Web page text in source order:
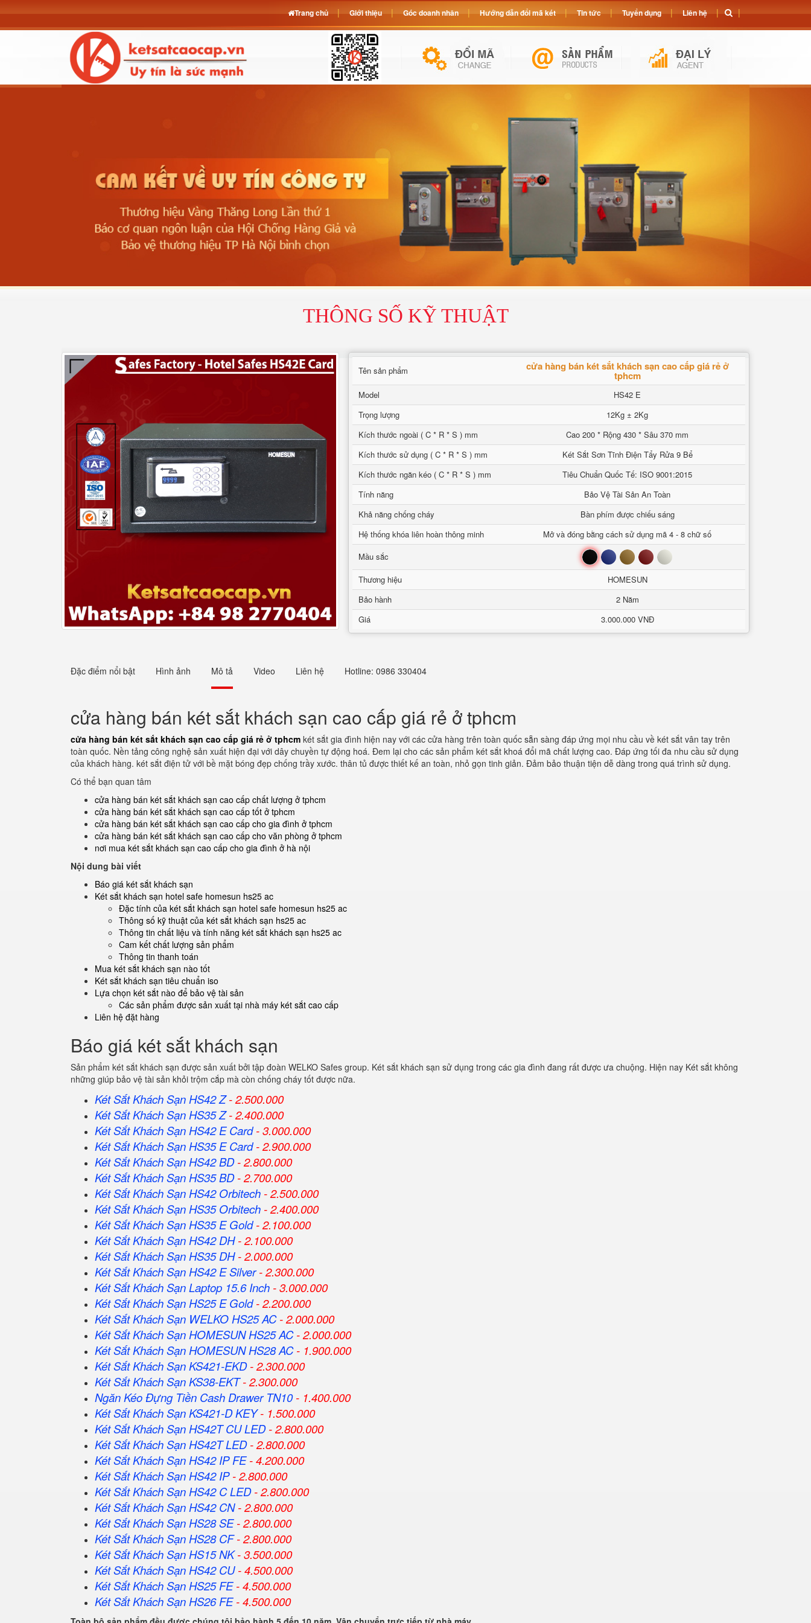
THÔNG SỐ KỸ THUẬT
Tên sản phẩm cửa hàng bán két sắt khách sạn cao cấp giá rẻ ở
tphcm
Model
HS42 E
Trọng lượng
12Kg ± 2Kg
Kích thước ngoài ( C * R * S ) mm
Cao 200 * Rộng 430 * Sâu 370 mm
Kích thước sử dụng ( C * R * S ) mm
Két Sắt Sơn Tĩnh Điện Tẩy Rửa 9 Bể
Kích thước ngăn kéo ( C * R * S ) mm
Tiêu Chuẩn Quốc Tế: ISO 9001:2015
Tính năng
Bảo Vệ Tài Sản An Toàn
Khả năng chống cháy
Bàn phím được chiếu sáng
Hệ thống khóa liên hoàn thông minh
Mở và đóng bằng cách sử dụng mã 4 - 8 chữ số
Mầu sắc
Đen Xanh Nâu Đỏ Trắng
Thương hiệu
HOMESUN
Bảo hành
2 Năm
Giá
3.000.000 VNĐ
Đặc điểm nổi bật Hình ảnh Mô tả Video Liên hệ Hotline: 0986 330404
cửa hàng bán két sắt khách sạn cao cấp giá rẻ ở tphcm
cửa hàng bán két sắt khách sạn cao cấp giá rẻ ở tphcm két sắt gia đình hiện nay với các cửa hàng trên toàn quốc sẵn sàng đáp ứng mọi nhu cầu về két sắt vân tay trên
toàn quốc. Nền tảng công nghệ sản xuất hiện đại với dây chuyền tự động hoá. Đem lại cho các sản phẩm két sắt khoá đổi mã chất lượng cao. Đáp ứng tối đa nhu cầu sử dụng
của khách hàng. két sắt điện tử với bề mặt bóng đẹp chống trầy xước. thân tủ được thiết kế an toàn, nhỏ gọn tinh giản. Đảm bảo thuận tiện dễ dàng trong quá trình sử dụng.
Có thể bạn quan tâm
cửa hàng bán két sắt khách sạn cao cấp chất lượng ở tphcm
cửa hàng bán két sắt khách sạn cao cấp tốt ở tphcm
cửa hàng bán két sắt khách sạn cao cấp cho gia đình ở tphcm
cửa hàng bán két sắt khách sạn cao cấp cho văn phòng ở tphcm
nơi mua két sắt khách sạn cao cấp cho gia đình ở hà nội
Nội dung bài viết
Báo giá két sắt khách sạn
Két sắt khách sạn hotel safe homesun hs25 ac
Đặc tính của két sắt khách sạn hotel safe homesun hs25 ac
Thông số kỹ thuật của két sắt khách sạn hs25 ac
Thông tin chất liệu và tính năng két sắt khách sạn hs25 ac
Cam kết chất lượng sản phẩm
Thông tin thanh toán
Mua két sắt khách sạn nào tốt
Két sắt khách sạn tiêu chuẩn iso
Lựa chọn két sắt nào để bảo vệ tài sản
Các sản phẩm được sản xuất tại nhà máy két sắt cao cấp
Liên hệ đặt hàng
Báo giá két sắt khách sạn
Sản phẩm két sắt khách sạn được sản xuất bởi tập đoàn WELKO Safes group. Két sắt khách sạn sử dụng trong các gia đình đang rất được ưa chuộng. Hiện nay Két sắt không
những giúp bảo vệ tài sản khỏi trộm cắp mà còn chống cháy tốt được nữa.
Két Sắt Khách Sạn HS42 Z- 2.500.000
Két Sắt Khách Sạn HS35 Z- 2.400.000
Két Sắt Khách Sạn HS42 E Card- 3.000.000
Két Sắt Khách Sạn HS35 E Card- 2.900.000
Két Sắt Khách Sạn HS42 BD- 2.800.000
Két Sắt Khách Sạn HS35 BD- 2.700.000
Két Sắt Khách Sạn HS42 Orbitech - 2.500.000
Két Sắt Khách Sạn HS35 Orbitech - 2.400.000
Két Sắt Khách Sạn HS35 E Gold- 2.100.000
Két Sắt Khách Sạn HS42 DH- 2.100.000
Két Sắt Khách Sạn HS35 DH- 2.000.000
Két Sắt Khách Sạn HS42 E Silver- 2.300.000
Két Sắt Khách Sạn Laptop 15.6 Inch - 3.000.000
Két Sắt Khách Sạn HS25 E Gold- 2.200.000
Két Sắt Khách Sạn WELKO HS25 AC- 2.000.000
Két Sắt Khách Sạn HOMESUN HS25 AC- 2.000.000
Két Sắt Khách Sạn HOMESUN HS28 AC- 1.900.000
Két Sắt Khách Sạn KS421-EKD- 2.300.000
Két Sắt Khách Sạn KS38-EKT- 2.300.000
Ngăn Kéo Đựng Tiền Cash Drawer TN10- 1.400.000
Két Sắt Khách Sạn KS421-D KEY- 1.500.000
Két Sắt Khách Sạn HS42T CU LED- 2.800.000
Két Sắt Khách Sạn HS42T LED- 2.800.000
Két Sắt Khách Sạn HS42 IP FE- 4.200.000
Két Sắt Khách Sạn HS42 IP- 2.800.000
Két Sắt Khách Sạn HS42 C LED- 2.800.000
Két Sắt Khách Sạn HS42 CN- 2.800.000
Két Sắt Khách Sạn HS28 SE- 2.800.000
Két Sắt Khách Sạn HS28 CF- 2.800.000
Két Sắt Khách Sạn HS15 NK- 3.500.000
Két Sắt Khách Sạn HS42 CU- 4.500.000
Két Sắt Khách Sạn HS25 FE- 4.500.000
Két Sắt Khách Sạn HS26 FE- 4.500.000
Trang chủ Giới thiệu Góc doanh nhân Hướng dẫn đổi mã két Tin tức Tuyển dụng Liên hệ